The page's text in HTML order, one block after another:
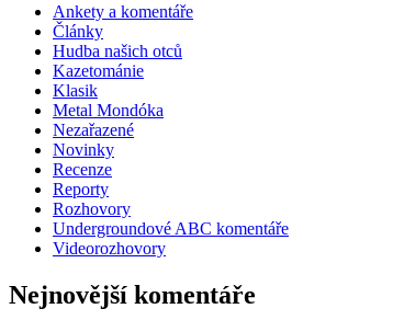
Ankety a komentáře
Články
Hudba našich otců
Kazetománie
Klasik
Metal Mondóka
Nezařazené
Novinky
Recenze
Reporty
Rozhovory
Undergroundové ABC komentáře
Videorozhovory
Nejnovější komentáře